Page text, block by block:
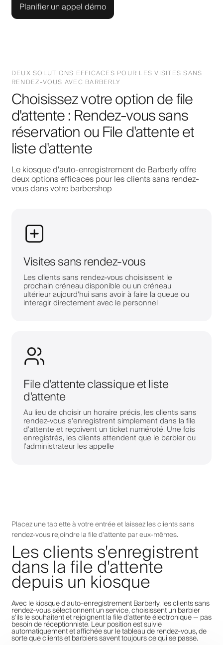
Planifier un appel démo
DEUX SOLUTIONS EFFICACES POUR LES VISITES SANS
RENDEZ-VOUS AVEC BARBERLY
Choisissez votre option de file
d'attente : Rendez-vous sans
réservation ou File d'attente et
liste d'attente
Le kiosque d'auto-enregistrement de Barberly offre
deux options efficaces pour les clients sans rendez-
vous dans votre barbershop
Visites sans rendez-vous
Les clients sans rendez-vous choisissent le
prochain créneau disponible ou un créneau
ultérieur aujourd'hui sans avoir à faire la queue ou
interagir directement avec le personnel
File d'attente classique et liste
d'attente
Au lieu de choisir un horaire précis, les clients sans
rendez-vous s'enregistrent simplement dans la file
d'attente et reçoivent un ticket numéroté. Une fois
enregistrés, les clients attendent que le barbier ou
l'administrateur les appelle
Placez une tablette à votre entrée et laissez les clients sans
rendez-vous rejoindre la file d'attente par eux-mêmes.
Les clients s'enregistrent
dans la file d'attente
depuis un kiosque
Avec le kiosque d'auto-enregistrement Barberly, les clients sans
rendez-vous sélectionnent un service, choisissent un barbier
s'ils le souhaitent et rejoignent la file d'attente électronique — pas
besoin de réceptionniste. Leur position est suivie
automatiquement et affichée sur le tableau de rendez-vous, de
sorte que clients et barbiers savent toujours ce qui se passe.